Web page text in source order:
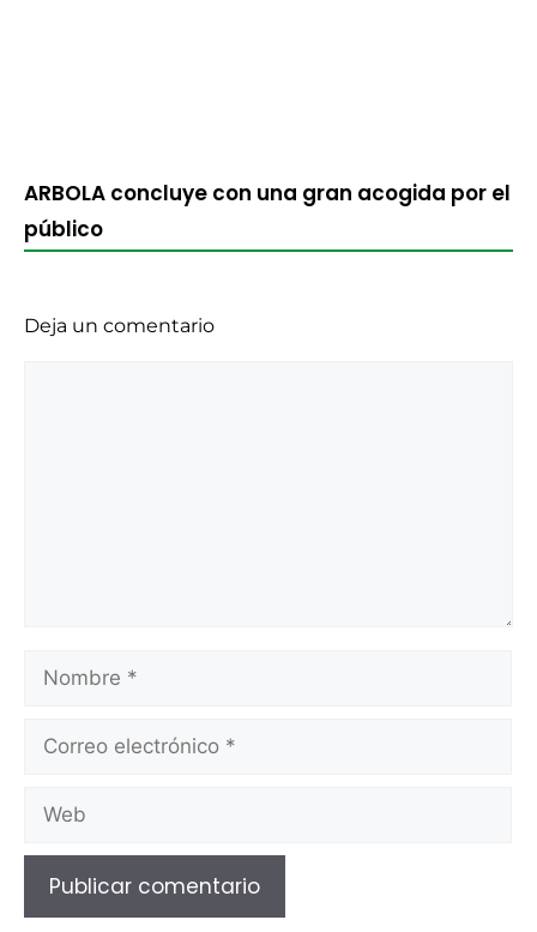
ARBOLA concluye con una gran acogida por el
público
Deja un comentario